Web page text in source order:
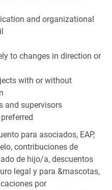
and organizational
to changes in direction or
with or without
and supervisors
para asociados, EAP,
contribuciones de
de hijo/a, descuentos
legal y para &mascotas,
por